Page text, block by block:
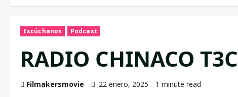
Escúchanos Podcast
RADIO CHINACO
Filmakersmovie 22 enero, 2025 1 minute read